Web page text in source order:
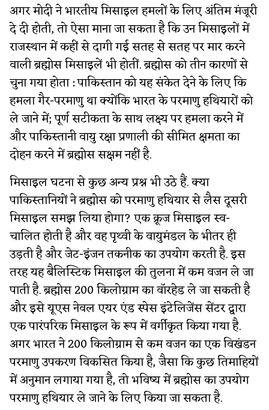
अगर मोदी ने भारतीय मिसाइल हमलों के लिए अंतिम मंजूरी
दे दी होती, तो ऐसा माना जा सकता है कि उन मिसाइलों में
राजस्थान में कहीं से दागी गई सतह से सतह पर मार करने
वाली ब्रह्मोस मिसाइलें भी होतीं. ब्रह्मोस को तीन कारणों से
चुना गया होता : पाकिस्तान को यह संकेत देने के लिए कि
हमला गैर-परमाणु था क्योंकि भारत के परमाणु हथियारों को
ले जाने में; पूर्ण सटीकता के साथ लक्ष्य पर हमला करने में
और पाकिस्तानी वायु रक्षा प्रणाली की सीमित क्षमता का
दोहन करने में ब्रह्मोस सक्षम नहीं है.
मिसाइल घटना से कुछ अन्य प्रश्न भी उठे हैं. क्या
पाकिस्तानियों ने ब्रह्मोस को परमाणु हथियार से लैस दूसरी
मिसाइल समझ लिया होगा? एक क्रूज मिसाइल स्व-
चालित होती है और वह पृथ्वी के वायुमंडल के भीतर ही
उड़ती है और जेट-इंजन तकनीक का उपयोग करती है. इस
तरह यह बैलिस्टिक मिसाइल की तुलना में कम वजन ले जा
पाती है. ब्रह्मोस 200 किलोग्राम का वॉरहेड ले जा सकती है
और इसे यूएस नेवल एयर एंड स्पेस इंटेलिजेंस सेंटर द्वारा
एक पारंपरिक मिसाइल के रूप में वर्गीकृत किया गया है.
अगर भारत ने 200 किलोग्राम से कम वजन का एक विखंडन
परमाणु उपकरण विकसित किया है, जैसा कि कुछ तिमाहियों
में अनुमान लगाया गया है, तो भविष्य में ब्रह्मोस का उपयोग
परमाणु हथियार ले जाने के लिए किया जा सकता है.